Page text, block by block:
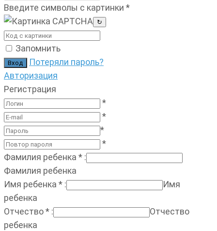
Введите символы с картинки *
↻
Запомнить
Потеряли пароль?
Авторизация
Регистрация
*
*
*
*
Фамилия ребенка * :
Фамилия ребенка
Имя ребенка * :
Имя
ребенка
Отчество* :
Отчество
ребенка